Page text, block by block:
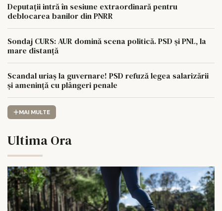
Deputații intră în sesiune extraordinară pentru
deblocarea banilor din PNRR
Sondaj CURS: AUR domină scena politică. PSD și PNL, la
mare distanță
Scandal uriaș la guvernare! PSD refuză legea salarizării
și amenință cu plângeri penale
MAI MULTE
Ultima Ora